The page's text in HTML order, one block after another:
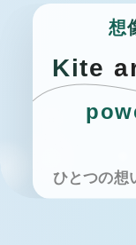
想
Kite a
ひとつの想